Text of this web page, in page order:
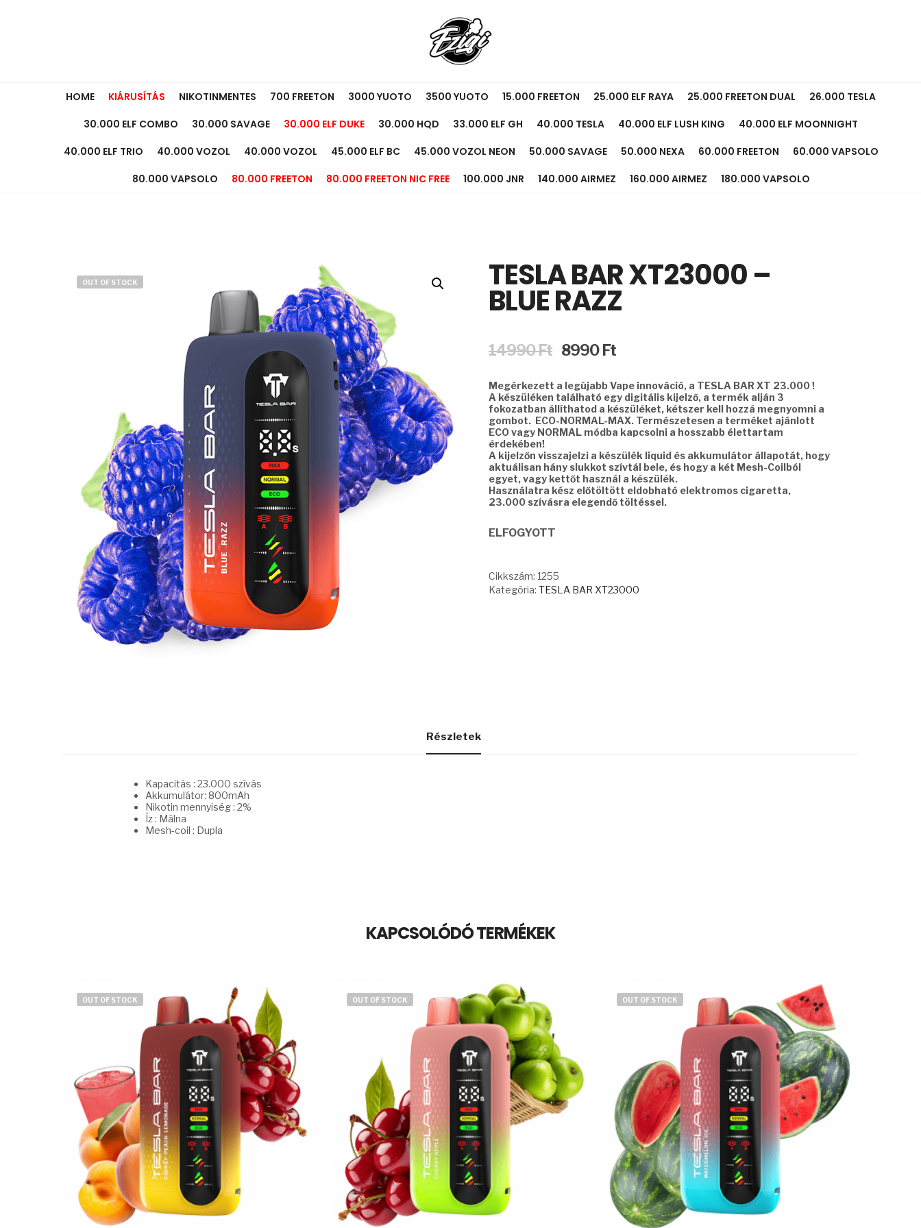
HOME KIÁRUSÍTÁS NIKOTINMENTES 700 FREETON 3000 YUOTO 3500 YUOTO 15.000 FREETON 25.000 ELF RAYA 25.000 FREETON DUAL
26.000 TESLA
30.000 ELF COMBO
30.000 SAVAGE 30.000 ELF DUKE 30.000 HQD 33.000 ELF GH 40.000 TESLA 40.000 ELF LUSH KING
40.000 ELF MOONNIGHT
40.000 ELF TRIO
40.000 VOZOL 40.000 VOZOL 45.000 ELF BC 45.000 VOZOL NEON 50.000 SAVAGE 50.000 NEXA 60.000 FREETON
60.000 VAPSOLO
80.000 VAPSOLO
80.000 FREETON 80.000 FREETON NIC FREE 100.000 JNR 140.000 AIRMEZ 160.000 AIRMEZ 180.000 VAPSOLO
OUT OF STOCK TESLA BAR XT23000 –
BLUE RAZZ
14990Ft
Original
14990 Ft.
8990 FtCurrent
8990 Ft.
Megérkezett a legújabb Vape innováció, a TESLA BAR XT 23.000 !
A készüléken található egy digitális kijelző, a termék alján 3
fokozatban állíthatod a készüléket, kétszer kell hozzá megnyomni a
gombot. ECO-NORMAL-MAX. Természetesen a terméket ajánlott
ECO vagy NORMAL módba kapcsolni a hosszabb élettartam
érdekében!
A kijelzőn visszajelzi a készülék liquid és akkumulátor állapotát, hogy
aktuálisan hány slukkot szívtál bele, és hogy a két Mesh-Coilból
egyet, vagy kettőt használ a készülék.
Használatra kész előtöltött eldobható elektromos cigaretta,
23.000 szívásra elegendő töltéssel.
ELFOGYOTT
Cikkszám:1255
Kategória:TESLA BAR XT23000
Részletek
Kapacitás : 23.000 szívás
Akkumulátor: 800mAh
Nikotin mennyiség : 2%
Íz : Málna
Mesh-coil : Dupla
KAPCSOLÓDÓ TERMÉKEK
OUT OF STOCK OUT OF STOCK OUT OF STOCK